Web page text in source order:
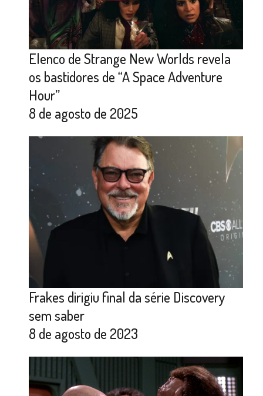
Elenco de Strange New Worlds revela
os bastidores de “A Space Adventure
Hour”
8 de agosto de 2025
Frakes dirigiu final da série Discovery
sem saber
8 de agosto de 2023